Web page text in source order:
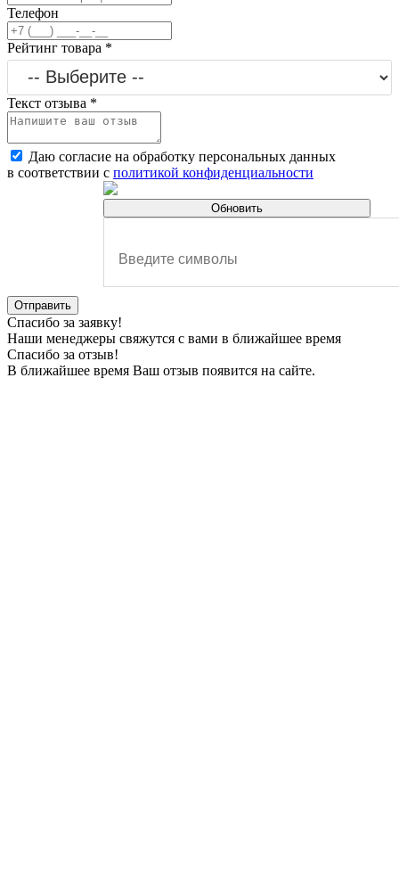
Телефон
Рейтинг товара *
Текст отзыва *
Даю согласие на обработку персональных данных
в соответствии с политикой конфиденциальности
Обновить
Отправить
Спасибо за заявку!
Наши менеджеры свяжутся с вами в ближайшее время
Спасибо за отзыв!
В ближайшее время Ваш отзыв появится на сайте.